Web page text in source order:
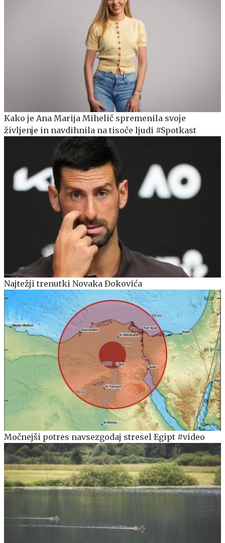
Kako je Ana Marija Mihelič spremenila svoje
življenje in navdihnila na tisoče ljudi #Spotkast
Najtežji trenutki Novaka Đokovića
Močnejši potres navsezgodaj stresel Egipt #video